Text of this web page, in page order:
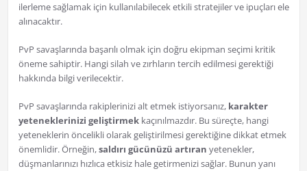
ilerleme sağlamak için kullanılabilecek etkili stratejiler ve ipuçları ele
alınacaktır.
PvP savaşlarında başarılı olmak için doğru ekipman seçimi kritik
öneme sahiptir. Hangi silah ve zırhların tercih edilmesi gerektiği
hakkında bilgi verilecektir.
PvP savaşlarında rakiplerinizi alt etmek istiyorsanız, karakter
yeteneklerinizi geliştirmekkaçınılmazdır. Bu süreçte, hangi
yeteneklerin öncelikli olarak geliştirilmesi gerektiğine dikkat etmek
önemlidir. Örneğin,saldırı gücünüzü artıran yetenekler,
düşmanlarınızı hızlıca etkisiz hale getirmenizi sağlar. Bunun yanı